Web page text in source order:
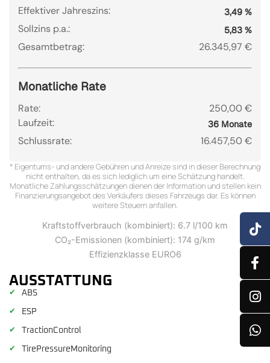
Effektiver Jahreszins: 3,49 %
Sollzins p.a.: 5,83 %
Gesamtbetrag: 26.345,97 €
Monatliche Rate
Rate:
250,00 €
Laufzeit:
36 Monate
Schlussrate: 16.457,50 €
* Eigentums- und andere Gebühren und Anreize sind in dieser Berechnung
nicht enthalten, da es sich lediglich um eine Schätzung handelt.
Monatliche Zahlungsschätzungen dienen der Information und stellen kein
Finanzierungsangebot des Verkäufers dieses Fahrzeugs dar. Es können
weitere Steuern anfallen.
Kraftstoffverbrauch (kombiniert): 6.7 l/100 km
CO₂-Emissionen (kombiniert): 174 g/km
Effizienzklasse EURO6
AUSSTATTUNG
✔ ABS
✔ ESP
✔ TractionControl
✔ TirePressureMonitoring